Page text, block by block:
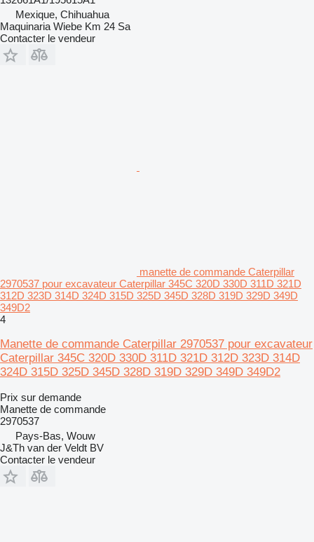
Mexique, Chihuahua
Maquinaria Wiebe Km 24 Sa
Contacter le vendeur
manette de commande Caterpillar
2970537 pour excavateur Caterpillar 345C 320D 330D 311D 321D
312D 323D 314D 324D 315D 325D 345D 328D 319D 329D 349D
349D2
4
Manette de commande Caterpillar 2970537 pour excavateur
Caterpillar 345C 320D 330D 311D 321D 312D 323D 314D
324D 315D 325D 345D 328D 319D 329D 349D 349D2
Prix sur demande
Manette de commande
2970537
Pays-Bas, Wouw
J&Th van der Veldt BV
Contacter le vendeur